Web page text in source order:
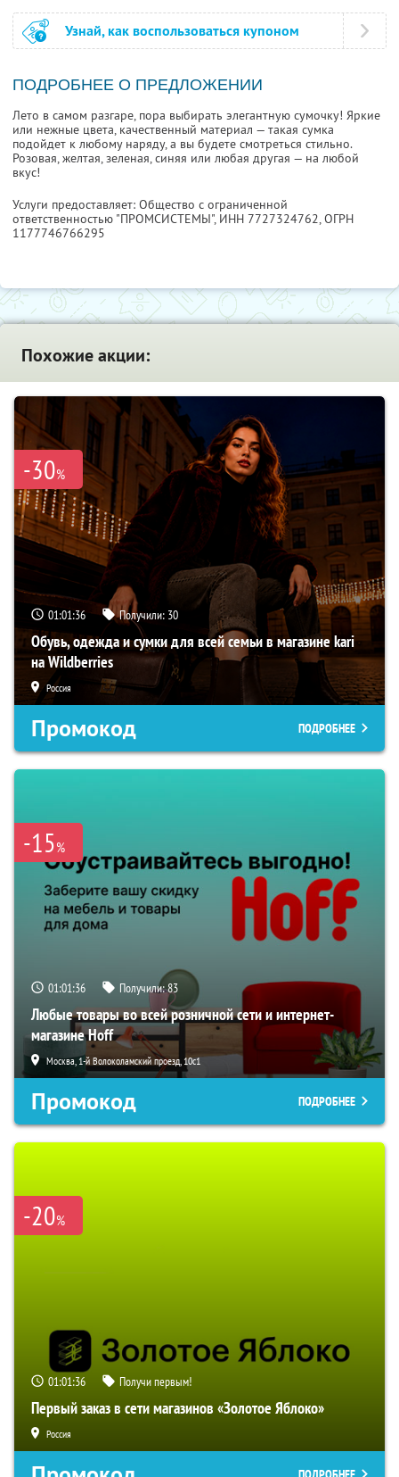
Узнай, как воспользоваться купоном
ПОДРОБНЕЕ О ПРЕДЛОЖЕНИИ
Лето в самом разгаре, пора выбирать элегантную сумочку! Яркие
или нежные цвета, качественный материал — такая сумка
подойдет к любому наряду, а вы будете смотреться стильно.
Розовая, желтая, зеленая, синяя или любая другая — на любой
вкус!
Услуги предоставляет: Общество с ограниченной
ответственностью "ПРОМСИСТЕМЫ", ИНН 7727324762, ОГРН
1177746766295
Похожие акции:
-30%
01:01:35 Получили: 30
Обувь, одежда и сумки для всей семьи в магазине kari
на Wildberries
Россия
Промокод ПОДРОБНЕЕ
-15%
01:01:35 Получили:83
Любые товары во всей розничной сети и интернет-
магазине Hoff
Москва, 1-й Волоколамский проезд, 10с1
Промокод ПОДРОБНЕЕ
-20%
01:01:35 Получи первым!
Первый заказ в сети магазинов «Золотое Яблоко»
Россия